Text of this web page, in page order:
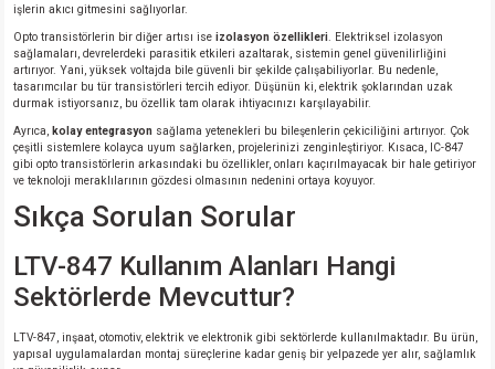
işlerin akıcı gitmesini sağlıyorlar.
Opto transistörlerin bir diğer artısı ise izolasyon özellikleri . Elektriksel izolasyon
sağlamaları, devrelerdeki parasitik etkileri azaltarak, sistemin genel güvenilirliğini
artırıyor. Yani, yüksek voltajda bile güvenli bir şekilde çalışabiliyorlar. Bu nedenle,
tasarımcılar bu tür transistörleri tercih ediyor. Düşünün ki, elektrik şoklarından uzak
durmak istiyorsanız, bu özellik tam olarak ihtiyacınızı karşılayabilir.
Ayrıca, kolay entegrasyon sağlama yetenekleri bu bileşenlerin çekiciliğini artırıyor. Çok
çeşitli sistemlere kolayca uyum sağlarken, projelerinizi zenginleştiriyor. Kısaca, IC-847
gibi opto transistörlerin arkasındaki bu özellikler, onları kaçırılmayacak bir hale getiriyor
ve teknoloji meraklılarının gözdesi olmasının nedenini ortaya koyuyor.
Sıkça Sorulan Sorular
LTV-847 Kullanım Alanları Hangi
Sektörlerde Mevcuttur?
LTV-847, inşaat, otomotiv, elektrik ve elektronik gibi sektörlerde kullanılmaktadır. Bu ürün,
yapısal uygulamalardan montaj süreçlerine kadar geniş bir yelpazede yer alır, sağlamlık